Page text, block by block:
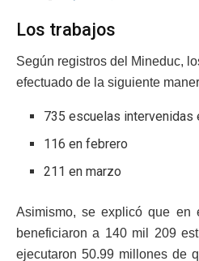
Los trabajos
Según registros del Mineduc,
efectuado de la siguiente
735 escuelas intervenidas
116 en febrero
211 en marzo
Asimismo, se explicó que en
beneficiaron a 140 mil 209
ejecutaron 50.99 millones de